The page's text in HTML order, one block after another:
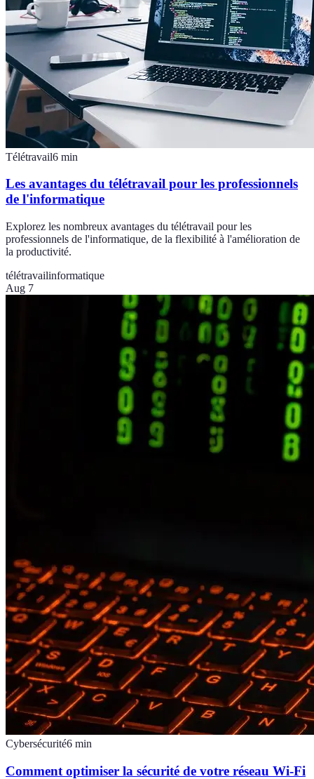
Télétravail6 min
Les avantages du télétravail pour les professionnels
de l'informatique
Explorez les nombreux avantages du télétravail pour les
professionnels de l'informatique, de la flexibilité à l'amélioration de
la productivité.
télétravailinformatique
Aug 7
Cybersécurité6 min
Comment optimiser la sécurité de votre réseau Wi-Fi